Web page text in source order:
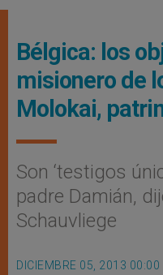
Bélgica: los
misionero de
Molokai,
Son ‘testigos
padre Damián,
Schauvliege
DICIEMBRE 05, 2013 00:00